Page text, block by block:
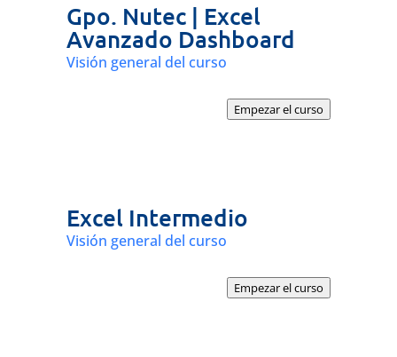
Gpo. Nutec | Excel
Avanzado Dashboard
Visión general del curso
Empezar el curso
Excel Intermedio
Visión general del curso
Empezar el curso